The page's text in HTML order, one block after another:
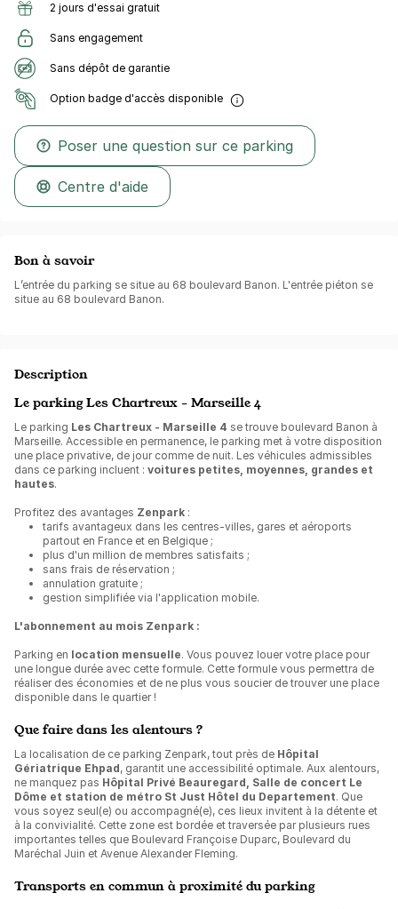
2 jours d'essai gratuit
Sans engagement
Sans dépôt de garantie
Option badge d'accès disponible
Poser une question sur ce parking
Centre d'aide
Bon à savoir
L’entrée du parking se situe au 68 boulevard Banon. L'entrée piéton se
situe au 68 boulevard Banon.
Description
Le parking Les Chartreux - Marseille 4
Le parking Les Chartreux - Marseille 4 se trouve boulevard Banon à
Marseille. Accessible en permanence, le parking met à votre disposition
une place privative, de jour comme de nuit. Les véhicules admissibles
dans ce parking incluent : voitures petites, moyennes, grandes et
hautes.
Profitez des avantages Zenpark :
tarifs avantageux dans les centres-villes, gares et aéroports
partout en France et en Belgique ;
plus d'un million de membres satisfaits ;
sans frais de réservation ;
annulation gratuite ;
gestion simplifiée via l'application mobile.
L'abonnement au mois Zenpark :
Parking en location mensuelle. Vous pouvez louer votre place pour
une longue durée avec cette formule. Cette formule vous permettra de
réaliser des économies et de ne plus vous soucier de trouver une place
disponible dans le quartier !
Que faire dans les alentours ?
La localisation de ce parking Zenpark, tout près de Hôpital
Gériatrique Ehpad, garantit une accessibilité optimale. Aux alentours,
ne manquez pas Hôpital Privé Beauregard, Salle de concert Le
Dôme et station de métro St Just Hôtel du Departement. Que
vous soyez seul(e) ou accompagné(e), ces lieux invitent à la détente et
à la convivialité. Cette zone est bordée et traversée par plusieurs rues
importantes telles que Boulevard Françoise Duparc, Boulevard du
Maréchal Juin et Avenue Alexander Fleming.
Transports en commun à proximité du parking